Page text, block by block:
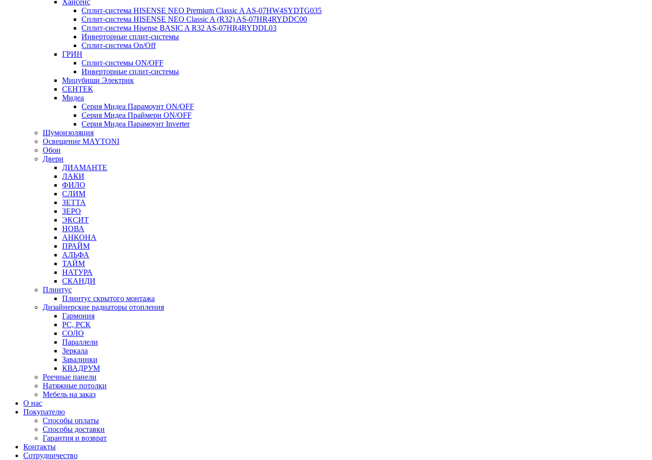
Хайсенс
Сплит-система HISENSE NEO Premium Classic A AS-07HW4SYDTG035
Сплит-система HISENSE NEO Classic A (R32) AS-07HR4RYDDC00
Сплит-система Hisense BASIC A R32 AS-07HR4RYDDL03
Инверторные сплит-системы
Сплит-система On/Off
ГРИН
Сплит-системы ON/OFF
Инверторные сплит-системы
Мицубиши Электрик
СЕНТЕК
Мидеа
Серия Мидеа Парамоунт ON/OFF
Серия Мидеа Праймери ON/OFF
Серия Мидеа Парамоунт Inverter
Шумоизоляция
Освещение MAYTONI
Обои
Двери
ДИАМАНТЕ
ЛАКИ
ФИЛО
СЛИМ
ЗЕТТА
ЗЕРО
ЭКСИТ
НОВА
АНКОНА
ПРАЙМ
АЛЬФА
ТАЙМ
НАТУРА
СКАНДИ
Плинтус
Плинтус скрытого монтажа
Дизайнерские радиаторы отопления
Гармония
РС, РСК
СОЛО
Параллели
Зеркала
Завалинки
КВАДРУМ
Реечные панели
Натяжные потолки
Мебель на заказ
О нас
Покупателю
Способы оплаты
Способы доставки
Гарантия и возврат
Контакты
Сотрудничество